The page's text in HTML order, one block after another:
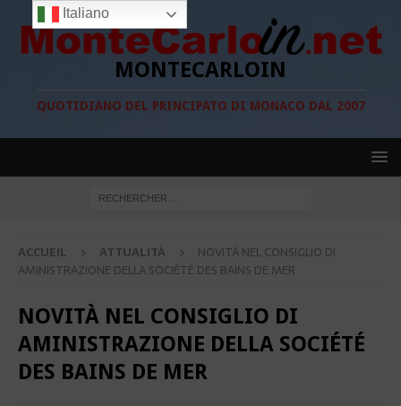
MONTECARLOIN
QUOTIDIANO DEL PRINCIPATO DI MONACO DAL 2007
ACCUEIL ATTUALITÀ
NOVITÀ NEL CONSIGLIO DI
AMINISTRAZIONE DELLA SOCIÉTÉ DES BAINS DE MER
NOVITÀ NEL CONSIGLIO DI
AMINISTRAZIONE DELLA SOCIÉTÉ
DES BAINS DE MER
Italiano